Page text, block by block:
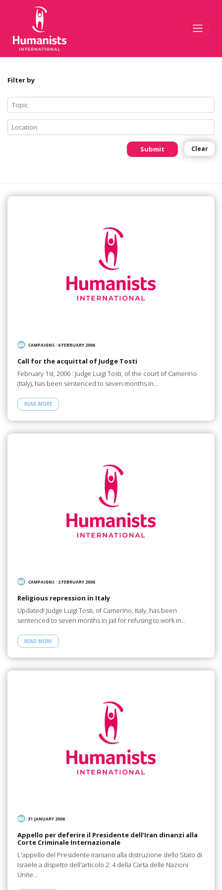
Filter by
Submit Clear
CAMPAIGNS/6 FEBRUARY 2006
Call for the acquittal of Judge Tosti
February 1st, 2006 : Judge Luigi Tosti, of the court of Camerino
(Italy), has been sentenced to seven months in…
READ MORE
CAMPAIGNS/ 2 FEBRUARY 2006
Religious repression in Italy
Updated! Judge Luigi Tosti, of Camerino, Italy, has been
sentenced to seven months in jail for refusing to work in…
READ MORE
31 JANUARY 2006
Appello per deferire il Presidente dell’Iran dinanzi alla
Corte Criminale Internazionale
L'appello del Presidente iraniano alla distruzione dello Stato di
Israele a dispetto dell'articolo 2: 4 della Carta delle Nazioni
Unite…